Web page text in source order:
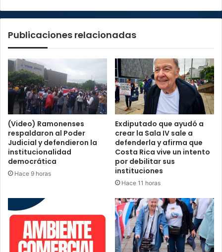
Publicaciones relacionadas
(Video) Ramonenses
respaldaron al Poder
Judicial y defendieron la
institucionalidad
democrática
Hace 9 horas
Exdiputado que ayudó a
crear la Sala IV sale a
defenderla y afirma que
Costa Rica vive un intento
por debilitar sus
instituciones
Hace 11 horas